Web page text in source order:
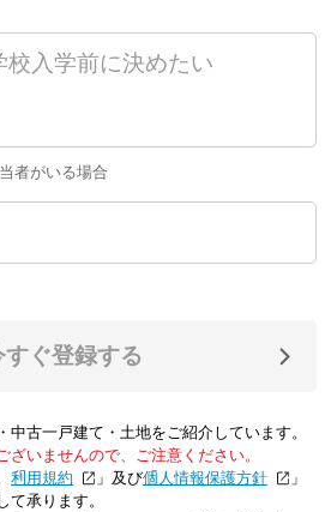
者がいる場合
すぐ登録する
古一戸建て・土地をご紹介しています。
ざいませんので、ご注意ください。
「
利用規約 」及び「個人情報保護方針
」
て承ります。